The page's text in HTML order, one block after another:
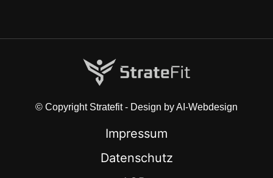
© Copyright Stratefit - Design by AI-Webdesign
Impressum
Datenschutz